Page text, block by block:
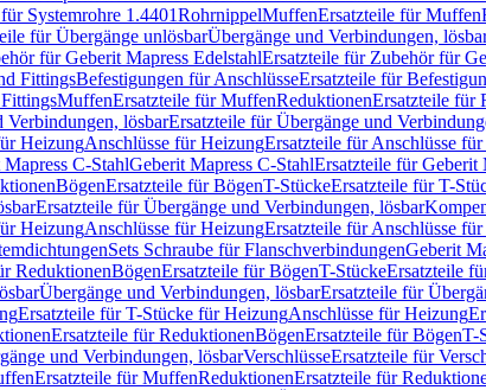
Systemrohre 1.4401RohrnippelMuffenErsatzteile für Muffen
für Übergänge unlösbarÜbergänge und Verbindungen,
für Geberit Mapress EdelstahlErsatzteile für Zubehör für
FittingsBefestigungen für AnschlüsseErsatzteile für
MuffenErsatzteile für MuffenReduktionenErsatzteile für
Verbindungen, lösbarErsatzteile für Übergänge und
HeizungAnschlüsse für HeizungErsatzteile für Anschlüsse
C-StahlGeberit Mapress C-StahlErsatzteile für Geberit
BögenErsatzteile für BögenT-StückeErsatzteile für T-
Ersatzteile für Übergänge und Verbindungen, lösbar
HeizungAnschlüsse für HeizungErsatzteile für Anschlüsse
Sets Schraube für FlanschverbindungenGeberit
ReduktionenBögenErsatzteile für BögenT-StückeErsatzteile
Übergänge und Verbindungen, lösbarErsatzteile für
Ersatzteile für T-Stücke für HeizungAnschlüsse für Heizung
Ersatzteile für ReduktionenBögenErsatzteile für BögenT-
und Verbindungen, lösbarVerschlüsseErsatzteile für
Ersatzteile für MuffenReduktionenErsatzteile für